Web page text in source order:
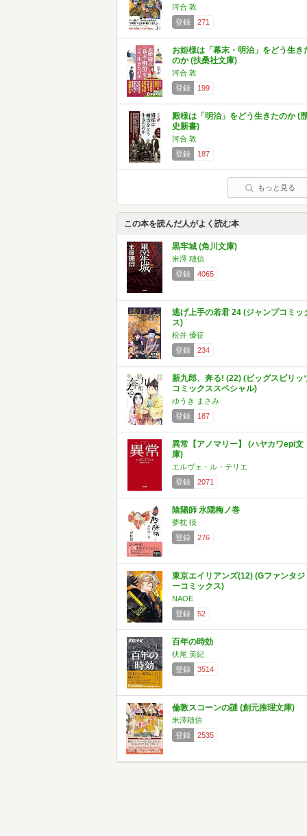
河合 敦
登録
271
お姫様は「幕末・明治」をどう生き
のか (扶桑社文庫)
河合 敦
登録
199
殿様は「明治」をどう生きたのか (
史新書)
河合 敦
登録
187
もっと見る
この本を読んだ人がよく読む本
黒牢城 (角川文庫)
米澤 穂信
登録
4065
逃げ上手の若君 24 (ジャンプコミッ
ス)
松井 優征
登録
234
新九郎、奔る! (22) (ビッグスピリッ
コミックススペシャル)
ゆうき まさみ
登録
187
異常【アノマリー】 (ハヤカワepi文
庫)
エルヴェ・ル・テリエ
登録
2071
陰陽師 氷隠梅ノ巻
夢枕 獏
登録
276
東京エイリアンズ(12) (Gファンタジ
ーコミックス)
NAOE
登録
52
百年の時効
伏尾 美紀
登録
3514
倫敦スコーンの謎 (創元推理文庫)
米澤穂信
登録
2535